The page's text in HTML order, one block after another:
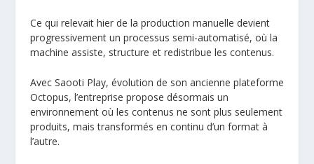
Ce qui relevait hier de la production manuelle devient
progressivement un processus semi-automatisé, où la
machine assiste, structure et redistribue les contenus.
Avec Saooti Play, évolution de son ancienne plateforme
Octopus, l’entreprise propose désormais un
environnement où les contenus ne sont plus seulement
produits, mais transformés en continu d’un format à
l’autre.